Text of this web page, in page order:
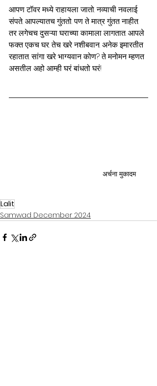
आपण टॉवर मध्ये राहायला जातो. नव्याची नवलाई
संपते. आपल्यातच गुंततो. पण ते मात्र गुंतत नाहीत.
तर लगेचच दुसऱ्या घराच्या कामाला लागतात. आपले
फक्त एकच घर. तेच खरे नशीबवान. अनेक इमारतीत
रहातात. सांगा खरे भाग्यवान कोण? ते मनोमन म्हणत
असतील अहो आम्ही घरं बांधतो घरं!
अर्चना मुकादम
Lalit
Samwad December 2024